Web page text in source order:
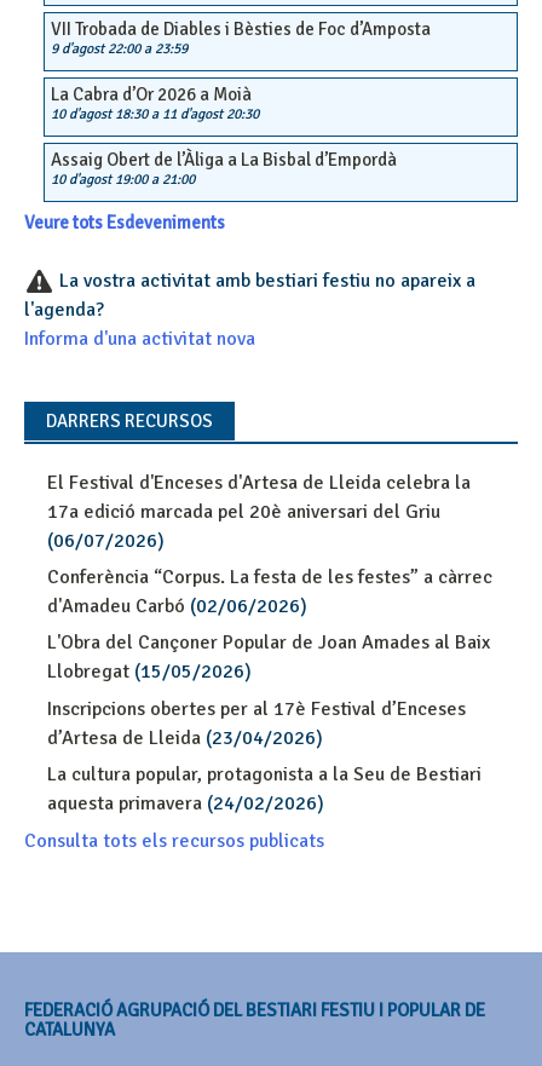
VII Trobada de Diables i Bèsties de Foc d’Amposta
9 d'agost 22:00a 23:59
La Cabra d’Or 2026 a Moià
10 d'agost 18:30a 11 d'agost 20:30
Assaig Obert de l’Àliga a La Bisbal d’Empordà
10 d'agost 19:00a 21:00
Veure tots Esdeveniments
La vostra activitat amb bestiari festiu no apareix a
l'agenda?
Informa d'una activitat nova
DARRERS RECURSOS
El Festival d'Enceses d'Artesa de Lleida celebra la
17a edició marcada pel 20è aniversari del Griu
(06/07/2026)
Conferència “Corpus. La festa de les festes” a càrrec
d'Amadeu Carbó (02/06/2026)
L'Obra del Cançoner Popular de Joan Amades al Baix
Llobregat (15/05/2026)
Inscripcions obertes per al 17è Festival d’Enceses
d’Artesa de Lleida (23/04/2026)
La cultura popular, protagonista a la Seu de Bestiari
aquesta primavera (24/02/2026)
Consulta tots els recursos publicats
FEDERACIÓ AGRUPACIÓ DEL BESTIARI FESTIU I POPULAR DE
CATALUNYA